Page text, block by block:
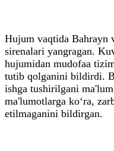
Hujum vaqtida Bahrayn
sirenalari yangragan.
hujumidan mudofaa
tutib qolganini bildirdi.
ishga tushirilgani
ma'lumotlarga ko‘ra,
etilmaganini bildirgan.